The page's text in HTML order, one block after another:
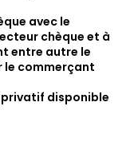
avec le
chèque et à
entre autre le
le commerçant
privatif disponible